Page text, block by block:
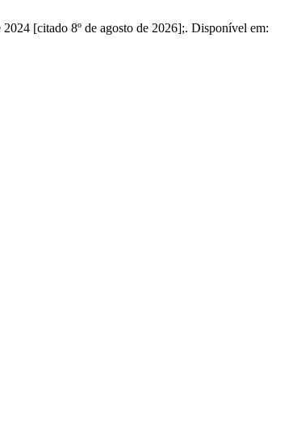
[citado 8º de agosto de 2026];. Disponível em: